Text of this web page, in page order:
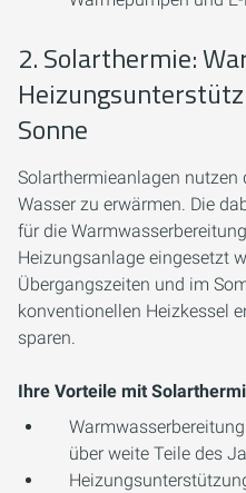
2. Solarthermie:
Sonne
Solarthermieanlagen nutzen
Wasser zu erwärmen. Die
für die
Heizungsanlage eingesetzt
Übergangszeiten und im
konventionellen Heizkessel
sparen.
Ihre Vorteile mit
über weite Teile des